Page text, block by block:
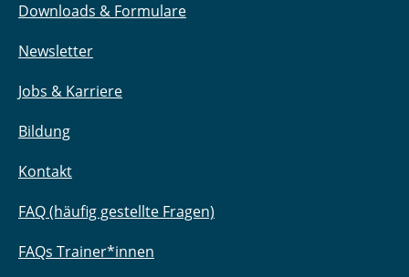
Downloads & Formulare
Newsletter
Jobs & Karriere
Bildung
Kontakt
FAQ (häufig gestellte Fragen)
FAQs Trainer*innen